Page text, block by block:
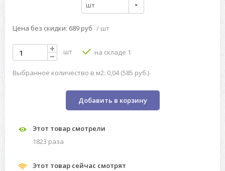
шт
Цена без скидки: 689 руб / шт
шт на складе 1
Выбранное количество в м2: 0,04 (585 руб.)
Добавить в корзину
Этот товар смотрели
1823 разa
Этот товар сейчас смотрят